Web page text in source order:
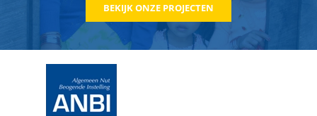
BEKIJK ONZE PROJECTEN